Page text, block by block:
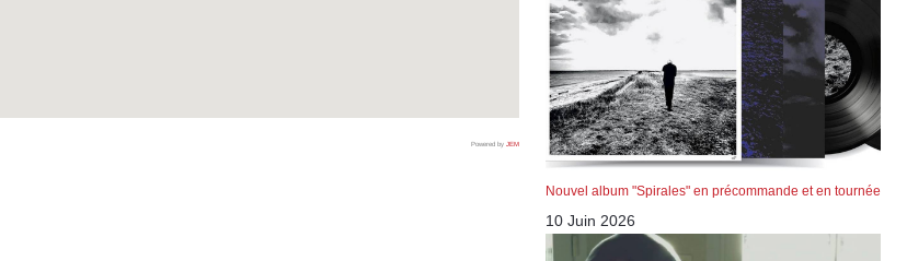
Powered by JEM
Nouvel album "Spirales" en précommande et en tournée
10 Juin 2026